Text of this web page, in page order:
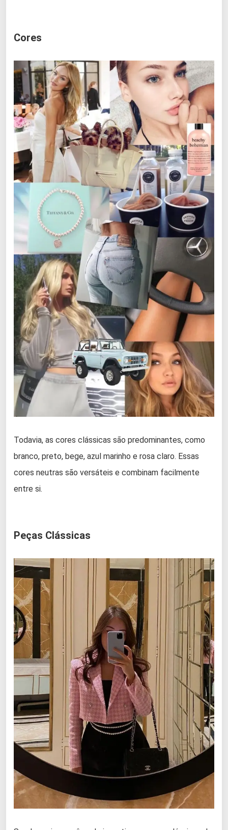
Cores
Todavia, as cores clássicas são predominantes, como
branco, preto, bege, azul marinho e rosa claro. Essas
cores neutras são versáteis e combinam facilmente
entre si.
Peças Clássicas